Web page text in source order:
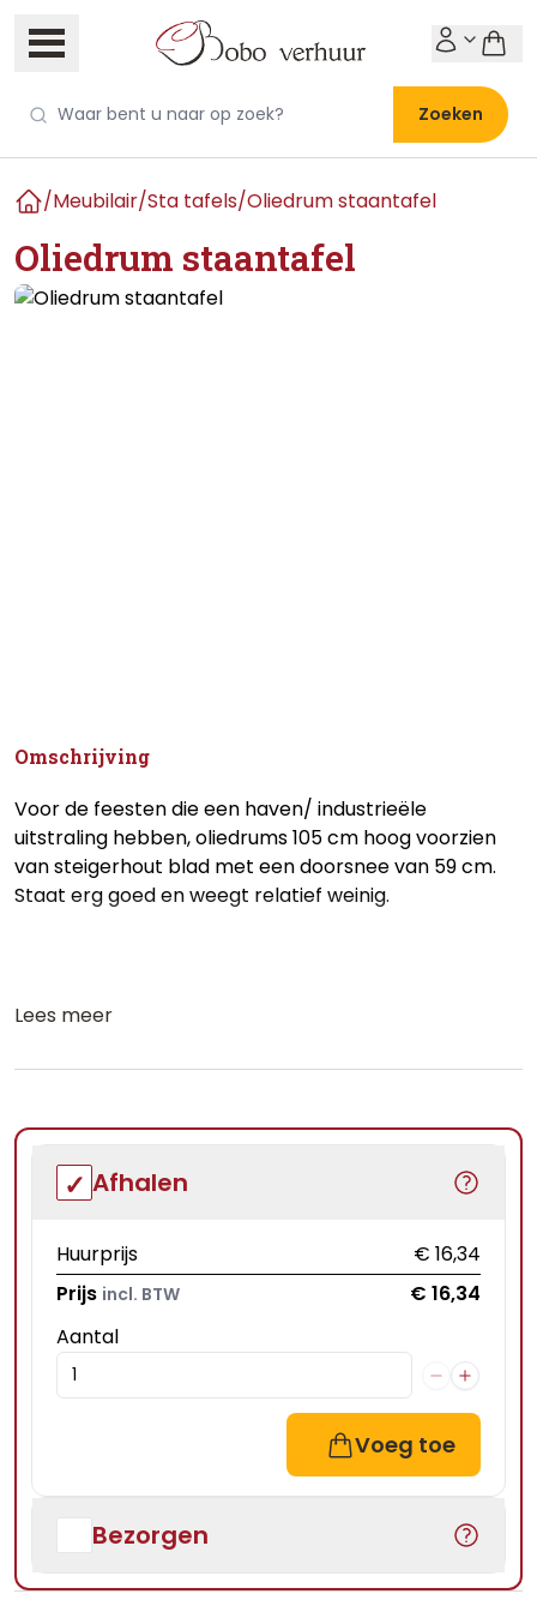
Zoeken
/Meubilair/Sta tafels/Oliedrum staantafel
Oliedrum staantafel
Omschrijving
Voor de feesten die een haven/ industrieële
uitstraling hebben, oliedrums 105 cm hoog voorzien
van steigerhout blad met een doorsnee van 59 cm.
Staat erg goed en weegt relatief weinig.
Lees meer
Afhalen
Huurprijs
€ 16,34
Prijs incl. BTW
€ 16,34
Aantal
Voeg toe
Bezorgen